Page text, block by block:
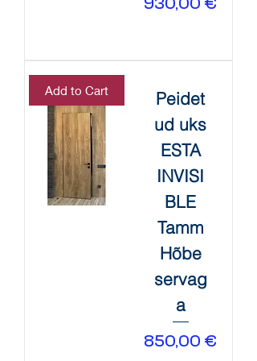
Add to Cart
Peidet
ud uks
ESTA
INVISI
BLE
Tamm
Hõbe
servag
a
Price
850,00 €